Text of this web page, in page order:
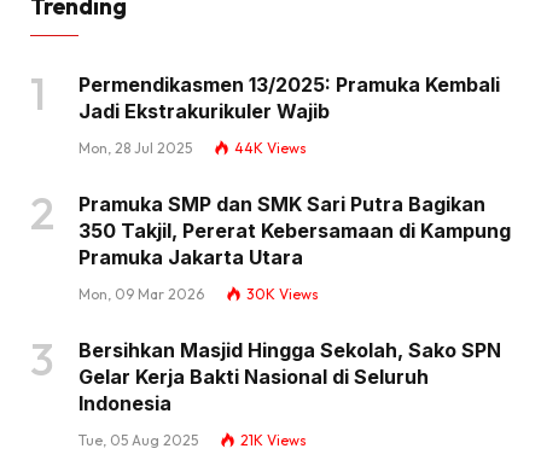
Permendikasmen 13/2025: Pramuka Kembali
Jadi Ekstrakurikuler Wajib
Mon, 28 Jul 2025 44K Views
Pramuka SMP dan SMK Sari Putra Bagikan
350 Takjil, Pererat Kebersamaan di Kampung
Pramuka Jakarta Utara
Mon, 09 Mar 2026 30K Views
Bersihkan Masjid Hingga Sekolah, Sako SPN
Gelar Kerja Bakti Nasional di Seluruh
Indonesia
Tue, 05 Aug 2025 21K Views